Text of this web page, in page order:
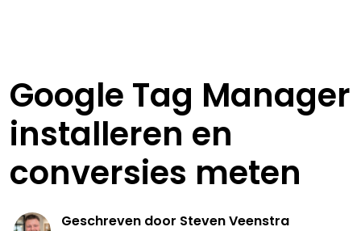
Google Tag Manager
installeren en
conversies meten
Geschreven door Steven Veenstra